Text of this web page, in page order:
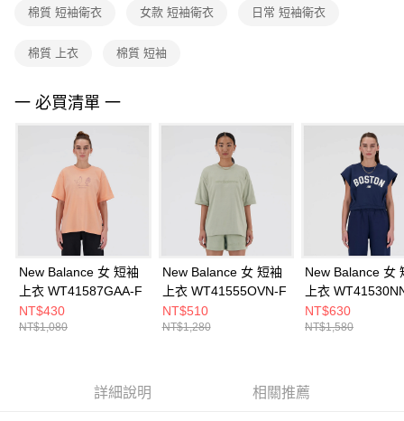
權轉讓予恩沛科技股份有限公司。
３．未成年的使用者請事先徵得法定代理人或監護人之同意方可使用
４．使用「AFTEE先享後付」時，將依據個別帳號之用戶狀況，依本公司即
請求用戶進行身份認證。
５．嚴禁一人註冊多個帳號或使用他人資訊註冊。若發現惡意使用之情形，
恩沛科技股份有限公司將有權停止該用戶之使用額度並採取法律行動。
棉質 短袖衛衣 女款 短袖衛衣 日常 短袖衛衣
棉質 上衣 棉質 短袖
一 必買清單 一
New Balance 女 短袖
上衣 WT41587GAA-F
NT$430
NT$1,080
New Balance 女 短袖
上衣 WT41555OVN-F
NT$510
NT$1,280
New Balance 女
上衣
NT$630
NT$1,580
詳細說明 相關推薦